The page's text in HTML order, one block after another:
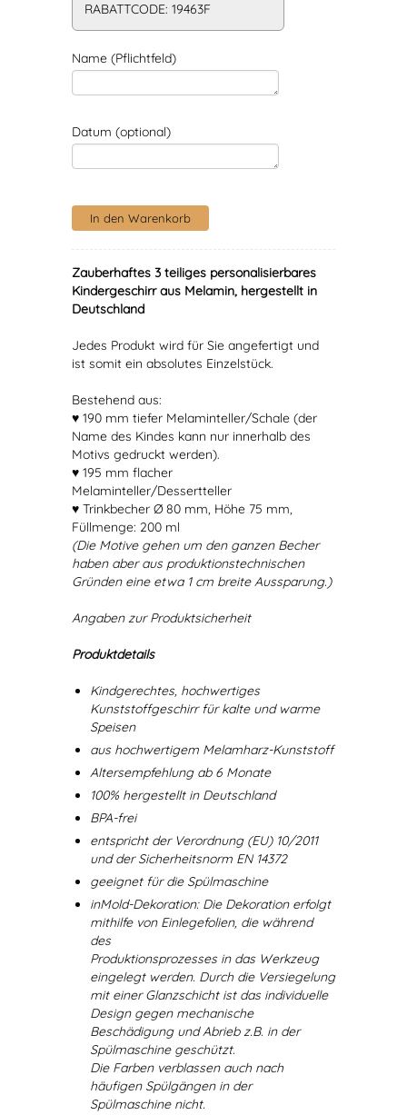
RABATTCODE: 19463F
Name (Pflichtfeld)
Datum (optional)
Zauberhaftes 3 teiliges personalisierbares
Kindergeschirr aus Melamin, hergestellt in
Deutschland
Jedes Produkt wird für Sie angefertigt und
ist somit ein absolutes Einzelstück.
Bestehend aus:
♥ 190 mm tiefer Melaminteller/Schale (der
Name des Kindes kann nur innerhalb des
Motivs gedruckt werden).
♥ 195 mm flacher
Melaminteller/Dessertteller
♥ Trinkbecher Ø 80 mm, Höhe 75 mm,
Füllmenge: 200 ml
(Die Motive gehen um den ganzen Becher
haben aber aus produktionstechnischen
Gründen eine etwa 1 cm breite Aussparung.)
Angaben zur Produktsicherheit
Produktdetails
Kindgerechtes, hochwertiges
Kunststoffgeschirr für kalte und warme
Speisen
aus hochwertigem Melamharz-Kunststoff
Altersempfehlung ab 6 Monate
100% hergestellt in Deutschland
BPA-frei
entspricht der Verordnung (EU) 10/2011
und der Sicherheitsnorm EN 14372
geeignet für die Spülmaschine
inMold-Dekoration: Die Dekoration erfolgt
mithilfe von Einlegefolien, die während
des
Produktionsprozesses in das Werkzeug
eingelegt werden. Durch die Versiegelung
mit einer Glanzschicht ist das individuelle
Design gegen mechanische
Beschädigung und Abrieb z.B. in der
Spülmaschine geschützt.
Die Farben verblassen auch nach
häufigen Spülgängen in der
Spülmaschine nicht.